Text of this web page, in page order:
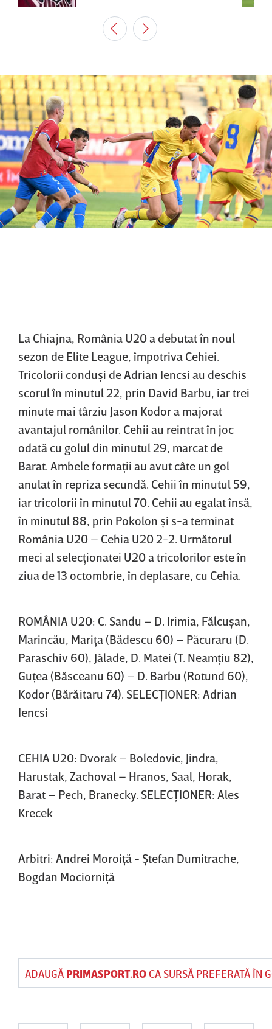
La Chiajna, România U20 a debutat în noul
sezon de Elite League, împotriva Cehiei.
Tricolorii conduşi de Adrian Iencsi au deschis
scorul în minutul 22, prin David Barbu, iar trei
minute mai târziu Jason Kodor a majorat
avantajul românilor. Cehii au reintrat în joc
odată cu golul din minutul 29, marcat de
Barat. Ambele formaţii au avut câte un gol
anulat în repriza secundă. Cehii în minutul 59,
iar tricolorii în minutul 70. Cehii au egalat însă,
în minutul 88, prin Pokolon şi s-a terminat
România U20 – Cehia U20 2-2. Următorul
meci al selecţionatei U20 a tricolorilor este în
ziua de 13 octombrie, în deplasare, cu Cehia.
ROMÂNIA U20: C. Sandu – D. Irimia, Fălcuşan,
Marincău, Mariţa (Bădescu 60) – Păcuraru (D.
Paraschiv 60), Jălade, D. Matei (T. Neamţiu 82),
Guţea (Băsceanu 60) – D. Barbu (Rotund 60),
Kodor (Bărăitaru 74). SELECŢIONER: Adrian
Iencsi
CEHIA U20: Dvorak – Boledovic, Jindra,
Harustak, Zachoval – Hranos, Saal, Horak,
Barat – Pech, Branecky. SELECŢIONER: Ales
Krecek
Arbitri: Andrei Moroiţă - Ştefan Dumitrache,
Bogdan Mociorniţă
ADAUGĂ PRIMASPORT.ROCA SURSĂ PREFERATĂ ÎN